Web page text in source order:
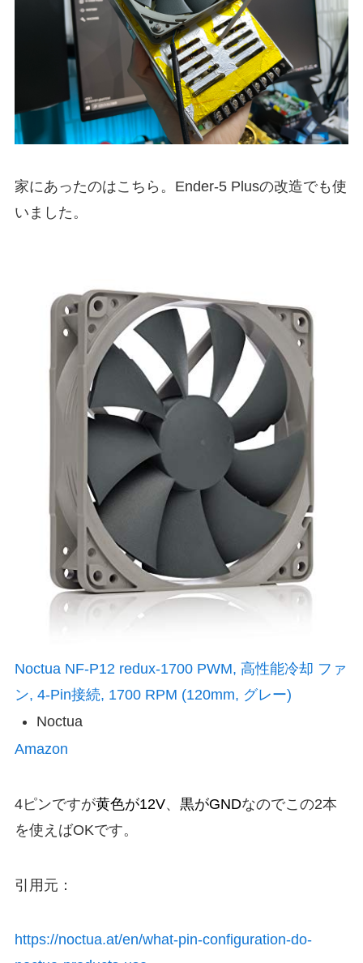
家にあったのはこちら。Ender-5 Plusの改造でも使
いました。
Noctua NF-P12 redux-1700 PWM, 高性能冷却 ファ
ン, 4-Pin接続, 1700 RPM (120mm, グレー)
Noctua
Amazon
4ピンですが黄色が12V、 黒がGNDなのでこの2本
を使えばOKです。
引用元：
https://noctua.at/en/what-pin-configuration-do-